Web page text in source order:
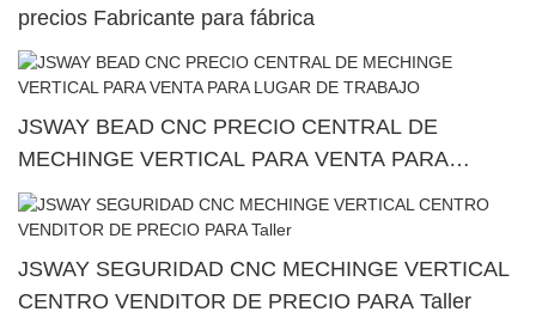
precios Fabricante para fábrica
JSWAY BEAD CNC PRECIO CENTRAL DE
MECHINGE VERTICAL PARA VENTA PARA
LUGAR DE TRABAJO
JSWAY SEGURIDAD CNC MECHINGE VERTICAL
CENTRO VENDITOR DE PRECIO PARA Taller